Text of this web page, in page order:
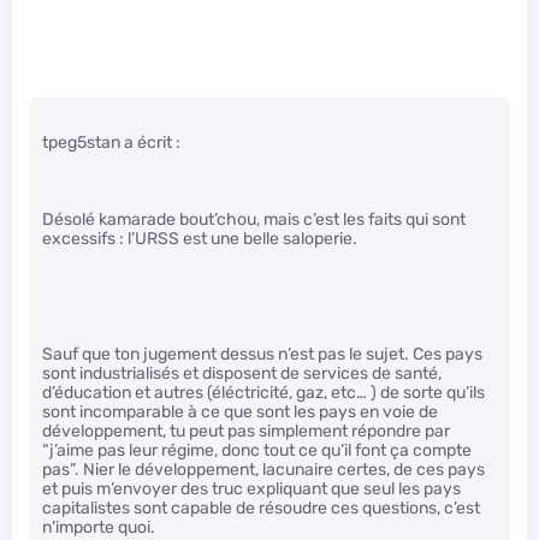
tpeg5stan a écrit :
Désolé kamarade bout’chou, mais c’est les faits qui sont
excessifs : l’URSS est une belle saloperie.
Sauf que ton jugement dessus n’est pas le sujet. Ces pays
sont industrialisés et disposent de services de santé,
d’éducation et autres (éléctricité, gaz, etc… ) de sorte qu’ils
sont incomparable à ce que sont les pays en voie de
développement, tu peut pas simplement répondre par
“j’aime pas leur régime, donc tout ce qu’il font ça compte
pas”. Nier le développement, lacunaire certes, de ces pays
et puis m’envoyer des truc expliquant que seul les pays
capitalistes sont capable de résoudre ces questions, c’est
n’importe quoi.